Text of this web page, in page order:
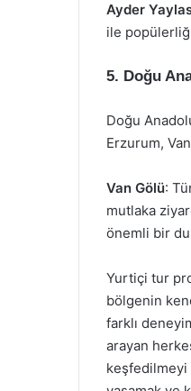
Ayder
ile
5. Doğu
Doğu
Erzurum,
Van Gölü:
mutlaka
önemli bir
Yurtiçi tur
bölgenin
farklı
arayan
keşfedilmeyi